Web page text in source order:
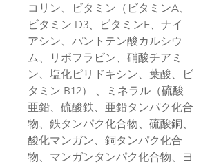
コリン、ビタミン（ビタミンA、
ビタミン D3、ビタミンE、ナイ
アシン、パントテン酸カルシウ
ム、リボフラビン、硝酸チアミ
ン、塩化ピリドキシン、葉酸、ビ
タミン B12） 、ミネラル（硫酸
亜鉛、硫酸鉄、亜鉛タンパク化合
物、鉄タンパク化合物、硫酸銅、
酸化マンガン、銅タンパク化合
物、マンガンタンパク化合物、ヨ